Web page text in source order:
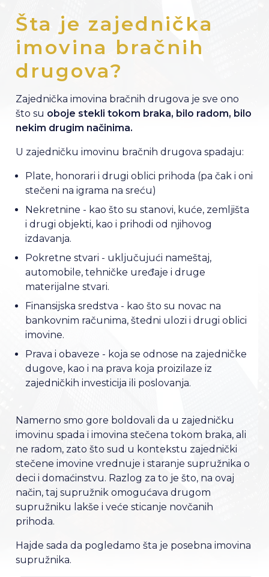
Šta je zajednička
imovina bračnih
drugova?
Zajednička imovina bračnih drugova je sve ono
što su oboje stekli tokom braka, bilo radom, bilo
nekim drugim načinima.
U zajedničku imovinu bračnih drugova spadaju:
Plate, honorari i drugi oblici prihoda (pa čak i oni
stečeni na igrama na sreću)
Nekretnine - kao što su stanovi, kuće, zemljišta
i drugi objekti, kao i prihodi od njihovog
izdavanja.
Pokretne stvari - uključujući nameštaj,
automobile, tehničke uređaje i druge
materijalne stvari.
Finansijska sredstva - kao što su novac na
bankovnim računima, štedni ulozi i drugi oblici
imovine.
Prava i obaveze - koja se odnose na zajedničke
dugove, kao i na prava koja proizilaze iz
zajedničkih investicija ili poslovanja.
Namerno smo gore boldovali da u zajedničku
imovinu spada i imovina stečena tokom braka, ali
ne radom, zato što sud u kontekstu zajednički
stečene imovine vrednuje i staranje supružnika o
deci i domaćinstvu. Razlog za to je što, na ovaj
način, taj supružnik omogućava drugom
supružniku lakše i veće sticanje novčanih
prihoda.
Hajde sada da pogledamo šta je posebna imovina
supružnika.